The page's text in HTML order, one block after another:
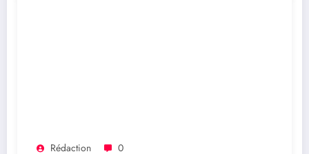
Rédaction 0